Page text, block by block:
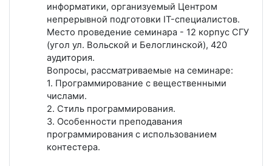
информатики, организуемый Центром
непрерывной подготовки IT-специалистов.
Место проведение семинара - 12 корпус СГУ
(угол ул. Вольской и Белоглинской), 420
аудитория.
Вопросы, рассматриваемые на семинаре:
1. Программирование с вещественными
числами.
2. Стиль программирования.
3. Особенности преподавания
программирования с использованием
контестера.